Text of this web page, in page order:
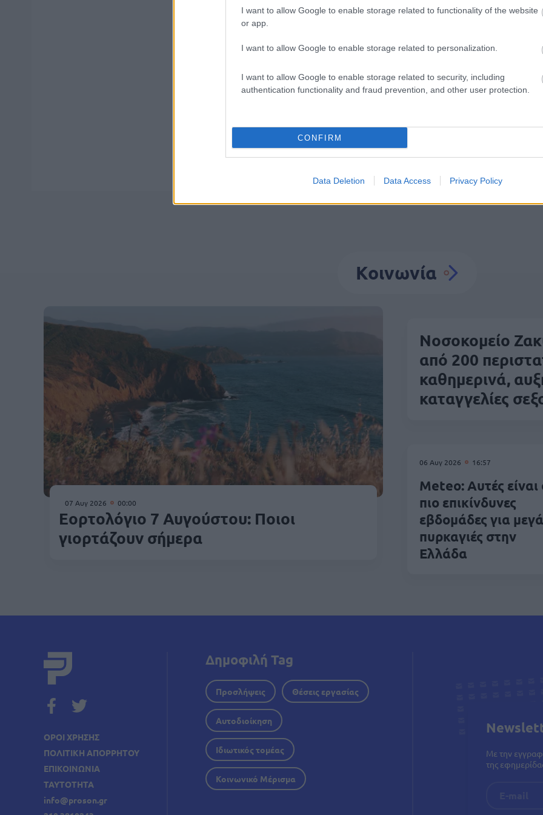
I want to allow Google to enable storage related to functionality of the website
or app.
I want to allow Google to enable storage related to personalization.
I want to allow Google to enable storage related to security, including
authentication functionality and fraud prevention, and other user protection.
CONFIRM
Data Deletion Data Access Privacy Policy
ΑΣΕΠ - Προσλήψεις αναπληρωτών: Βγαίνουν τα
αποτελέσματα (1ΓΕ και 2ΓΕ/2026)
Κοινωνία
07 Αυγ 2026 00:00
Εορτολόγιο 7 Αυγούστου: Ποιοι
γιορτάζουν σήμερα
Νοσοκομείο
από 200
καθημερινά,
καταγγελίες
06 Αυγ 2026 16:57
Meteo: Αυτές είναι
πιο επικίνδυνες
εβδομάδες για
πυρκαγιές στην
Ελλάδα
ΟΡΟΙ ΧΡΗΣΗΣ
ΠΟΛΙΤΙΚΗ ΑΠΟΡΡΗΤΟΥ
ΕΠΙΚΟΙΝΩΝΙΑ
ΤΑΥΤΟΤΗΤΑ
info@proson.gr
Δημοφιλή Tag
Προσλήψεις Θέσεις εργασίας
Αυτοδιοίκηση
Ιδιωτικός τομέας
Κοινωνικό Μέρισμα
Με την
της